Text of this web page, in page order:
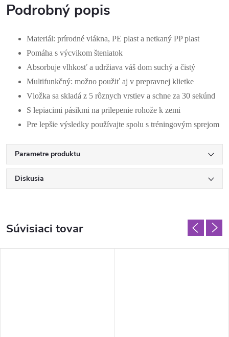
Podrobný popis
Materiál: prírodné vlákna, PE plast a netkaný PP plast
Pomáha s výcvikom šteniatok
Absorbuje vlhkosť a udržiava váš dom suchý a čistý
Multifunkčný: možno použiť aj v prepravnej klietke
Vložka sa skladá z 5 rôznych vrstiev a schne za 30 sekúnd
S lepiacimi pásikmi na prilepenie rohože k zemi
Pre lepšie výsledky používajte spolu s tréningovým sprejom
Parametre produktu
Diskusia
Súvisiaci tovar